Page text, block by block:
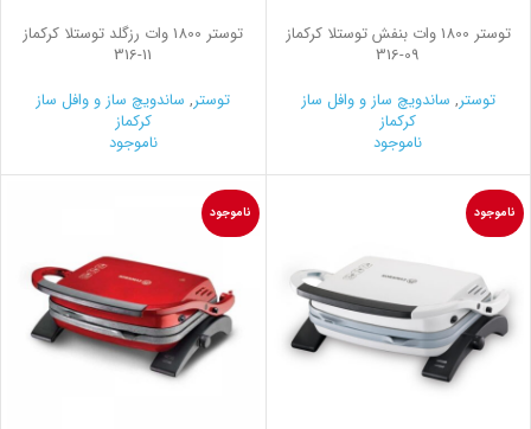
توستر 1800 وات بنفش توستلا کرکماز
316-09
توستر, ساندویچ ساز و وافل ساز
کرکماز
ناموجود
توستر 1800 وات رزگلد توستلا کرکماز
316-11
توستر, ساندویچ ساز و وافل ساز
کرکماز
ناموجود
ناموجود ناموجود